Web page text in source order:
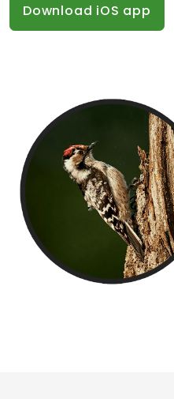
Download iOS app